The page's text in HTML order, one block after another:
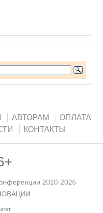
АВТОРАМ
ОПЛАТА
КОНТАКТЫ
2010-2026